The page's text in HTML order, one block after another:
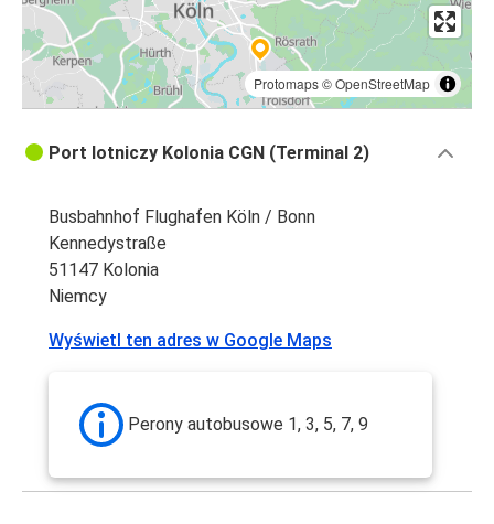
Protomaps©OpenStreetMap
Port lotniczy Kolonia CGN (Terminal 2)
Busbahnhof Flughafen Köln / Bonn
Kennedystraße
51147 Kolonia
Niemcy
Wyświetl ten adres w Google Maps
Perony autobusowe 1, 3, 5, 7, 9